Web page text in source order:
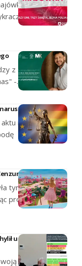
stanowi
daleko
z dojrzewania
-…
prawo UE
małżeńskiego
w Pakistanie
tymczasowy
produkcję za
uchwałę anty-
uchwałę